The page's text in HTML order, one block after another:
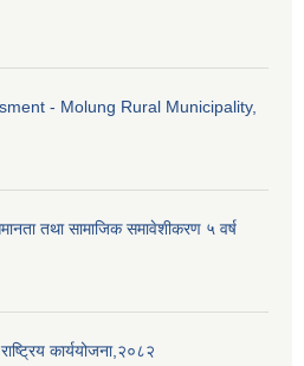
- Molung Rural Municipality,
तथा सामाजिक समावेशीकरण ५ वर्ष
कार्ययोजना,२०८२